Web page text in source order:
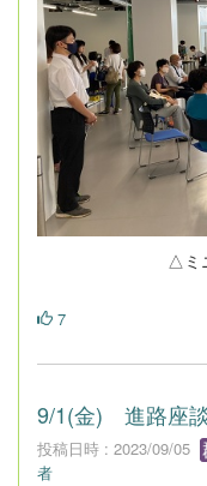
△ミ
7
9/1(金) 進路座
投稿日時 : 2023/09/05
者